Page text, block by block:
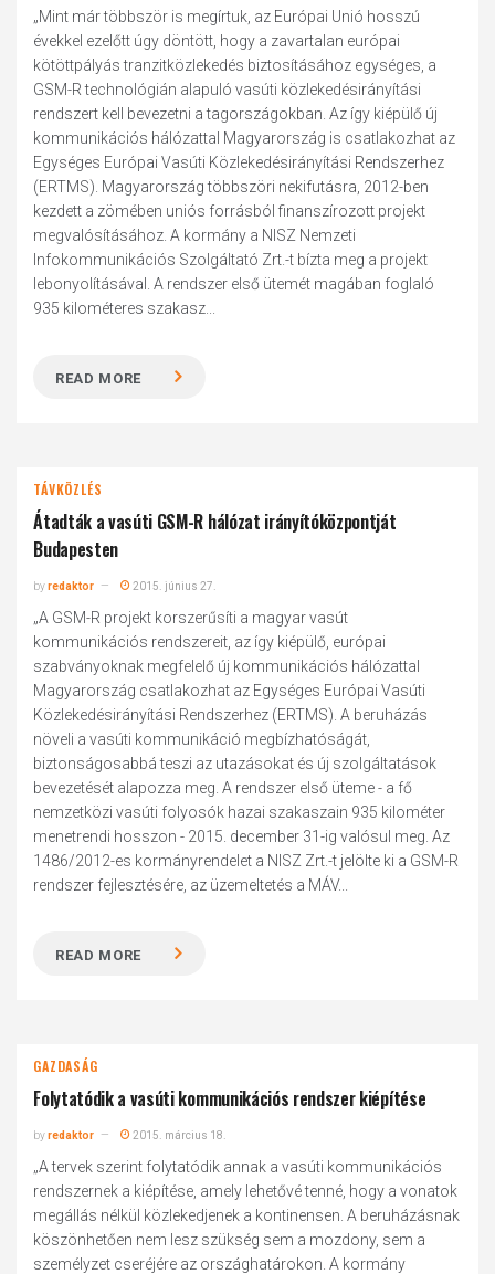
„Mint már többször is megírtuk, az Európai Unió hosszú
évekkel ezelőtt úgy döntött, hogy a zavartalan európai
kötöttpályás tranzitközlekedés biztosításához egységes, a
GSM-R technológián alapuló vasúti közlekedésirányítási
rendszert kell bevezetni a tagországokban. Az így kiépülő új
kommunikációs hálózattal Magyarország is csatlakozhat az
Egységes Európai Vasúti Közlekedésirányítási Rendszerhez
(ERTMS). Magyarország többszöri nekifutásra, 2012-ben
kezdett a zömében uniós forrásból finanszírozott projekt
megvalósításához. A kormány a NISZ Nemzeti
Infokommunikációs Szolgáltató Zrt.-t bízta meg a projekt
lebonyolításával. A rendszer első ütemét magában foglaló
935 kilométeres szakasz...
READ MORE
TÁVKÖZLÉS
Átadták a vasúti GSM-R hálózat irányítóközpontját
Budapesten
byredaktor 2015. június 27.
„A GSM-R projekt korszerűsíti a magyar vasút
kommunikációs rendszereit, az így kiépülő, európai
szabványoknak megfelelő új kommunikációs hálózattal
Magyarország csatlakozhat az Egységes Európai Vasúti
Közlekedésirányítási Rendszerhez (ERTMS). A beruházás
növeli a vasúti kommunikáció megbízhatóságát,
biztonságosabbá teszi az utazásokat és új szolgáltatások
bevezetését alapozza meg. A rendszer első üteme - a fő
nemzetközi vasúti folyosók hazai szakaszain 935 kilométer
menetrendi hosszon - 2015. december 31-ig valósul meg. Az
1486/2012-es kormányrendelet a NISZ Zrt.-t jelölte ki a GSM-R
rendszer fejlesztésére, az üzemeltetés a MÁV...
READ MORE
GAZDASÁG
Folytatódik a vasúti kommunikációs rendszer kiépítése
byredaktor 2015. március 18.
„A tervek szerint folytatódik annak a vasúti kommunikációs
rendszernek a kiépítése, amely lehetővé tenné, hogy a vonatok
megállás nélkül közlekedjenek a kontinensen. A beruházásnak
köszönhetően nem lesz szükség sem a mozdony, sem a
személyzet cseréjére az országhatárokon. A kormány